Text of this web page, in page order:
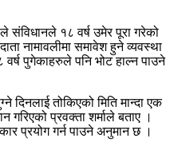
संविधानले १८ वर्ष उमेर पूरा गरेको
नामावलीमा समावेश हुने व्यवस्था
वर्ष पुगेकाहरुले पनि भोट हाल्न पाउने
दिनलाई तोकिएको मिति मान्दा एक
प्रवक्ता शर्माले बताए ।
प्रयोग गर्न पाउने अनुमान छ ।